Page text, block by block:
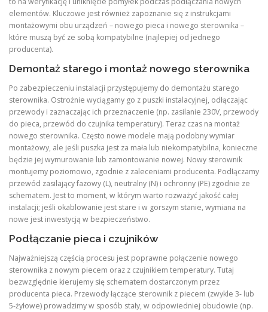
elementów. Kluczowe jest również zapoznanie się z instrukcjami
montażowymi obu urządzeń – nowego pieca i nowego sterownika –
które muszą być ze sobą kompatybilne (najlepiej od jednego
producenta).
Demontaż starego i montaż nowego sterownika
Po zabezpieczeniu instalacji przystępujemy do demontażu starego
sterownika. Ostrożnie wyciągamy go z puszki instalacyjnej, odłączając
przewody i zaznaczając ich przeznaczenie (np. zasilanie 230V, przewody
do pieca, przewód do czujnika temperatury). Teraz czas na montaż
nowego sterownika. Często nowe modele mają podobny wymiar
montażowy, ale jeśli puszka jest za mała lub niekompatybilna, konieczne
będzie jej wymurowanie lub zamontowanie nowej. Nowy sterownik
montujemy poziomowo, zgodnie z zaleceniami producenta. Podłączamy
przewód zasilający fazowy (L), neutralny (N) i ochronny (PE) zgodnie ze
schematem. Jest to moment, w którym warto rozważyć jakość całej
instalacji; jeśli okablowanie jest stare i w gorszym stanie, wymiana na
nowe jest inwestycją w bezpieczeństwo.
Podłączanie pieca i czujników
Najważniejszą częścią procesu jest poprawne połączenie nowego
sterownika z nowym piecem oraz z czujnikiem temperatury. Tutaj
bezwzględnie kierujemy się schematem dostarczonym przez
producenta pieca. Przewody łączące sterownik z piecem (zwykle 3- lub
5-żyłowe) prowadzimy w sposób stały, w odpowiedniej obudowie (np.